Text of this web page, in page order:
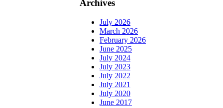
Archives
July 2026
March 2026
February 2026
June 2025
July 2024
July 2023
July 2022
July 2021
July 2020
June 2017